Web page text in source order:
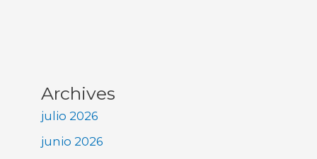
Archives
julio 2026
junio 2026